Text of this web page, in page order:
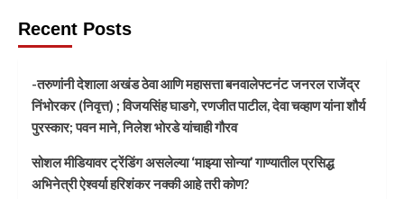
Recent Posts
-तरुणांनी देशाला अखंड ठेवा आणि महासत्ता बनवालेफ्टनंट जनरल राजेंद्र
निंभोरकर (निवृत्त) ; विजयसिंह घाडगे, रणजीत पाटील, देवा चव्हाण यांना शौर्य
पुरस्कार; पवन माने, निलेश भोरडे यांचाही गौरव
सोशल मीडियावर ट्रेंडिंग असलेल्या ‘माझ्या सोन्या’ गाण्यातील प्रसिद्ध
अभिनेत्री ऐश्वर्या हरिशंकर नक्की आहे तरी कोण?